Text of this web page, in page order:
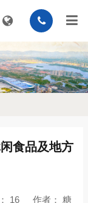
食品及地方
16 作者： 糖